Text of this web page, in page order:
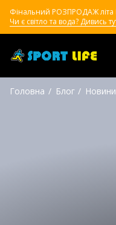
Фінальний РОЗПРОДАЖ літа
Чи є світло та вода? Дивись
Головна Блог Новини